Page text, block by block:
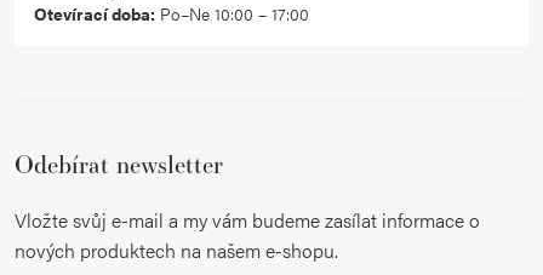
Otevírací doba: Po–Ne 10:00 – 17:00
Odebírat newsletter
Vložte svůj e-mail a my vám budeme zasílat informace o
nových produktech na našem e-shopu.